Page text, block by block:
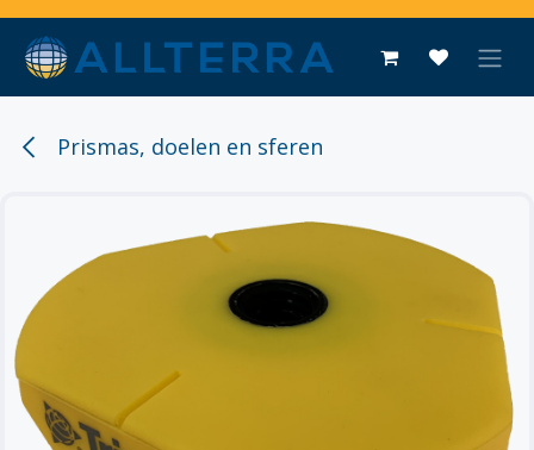
Overslaan naar inhoud
Prismas, doelen en sferen